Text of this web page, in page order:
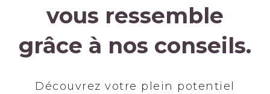
vous ressemble
grâce à nos conseils.
Découvrez votre plein potentiel